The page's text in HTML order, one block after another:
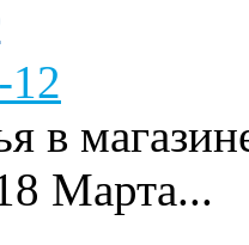
12
в
Марта...